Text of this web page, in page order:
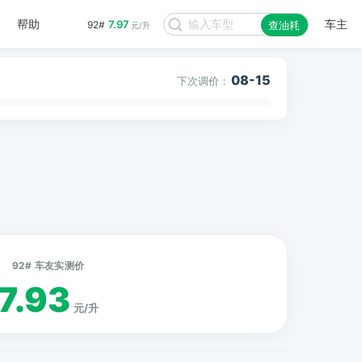
92# 7.97 元/升 查油耗 车主
帮助
下次调价： 08-15
92# 车友实测价
元/升